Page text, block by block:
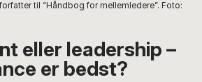
til “Håndbog for mellemledere”. Foto:
eller leadership –
er bedst?